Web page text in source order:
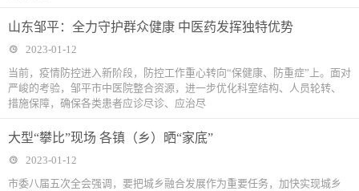
山东邹平：全力守护群众健康 中医药发挥独特优势
2023-01-12
当前，疫情防控进入新阶段，防控工作重心转向“保健康、防重症”上。面对
严峻的考验，邹平市中医院整合资源，进一步优化科室结构、人员轮转、
措施保障，确保各类患者应诊尽诊、应治尽
大型“攀比”现场 各镇（乡）晒“家底”
2023-01-12
市委八届五次全会强调，要把城乡融合发展作为重要任务，加快实现城乡